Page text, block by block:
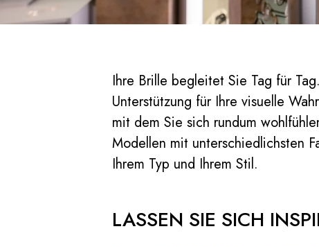
Ihre Brille begleitet Sie Tag für
Unterstützung für Ihre visuelle
mit dem Sie sich rundum
Modellen mit unterschiedlichsten
Ihrem Typ und Ihrem Stil.
LASSEN SIE SICH